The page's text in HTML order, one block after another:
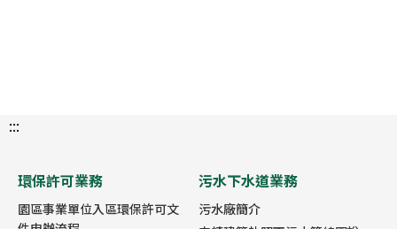
:::
環保許可業務
園區事業單位入區環保許可文
污水下水道業務
污水廠簡介